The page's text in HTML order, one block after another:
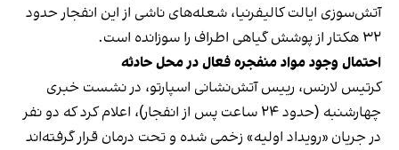
آتش‌سوزی ایالت کالیفرنیا، شعله‌های ناشی از این انفجار حدود
۳۲ هکتار از پوشش گیاهی اطراف را سوزانده است.
احتمال وجود مواد منفجره فعال در محل حادثه
کرتیس لارنس، رییس آتش‌نشانی اسپارتو، در نشست خبری
چهارشنبه (حدود ۲۴ ساعت پس از انفجار)، اعلام کرد که دو نفر
در جریان «رویداد اولیه» زخمی شده و تحت درمان قرار گرفته‌اند